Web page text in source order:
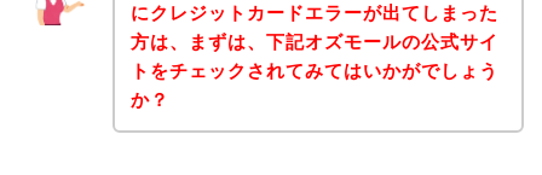
にクレジットカードエラーが出てしまった
方は、まずは、下記オズモールの公式サイ
トをチェックされてみてはいかがでしょう
か？